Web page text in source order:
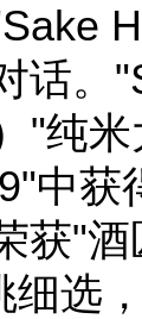
话。
"纯
中获
获"
细选